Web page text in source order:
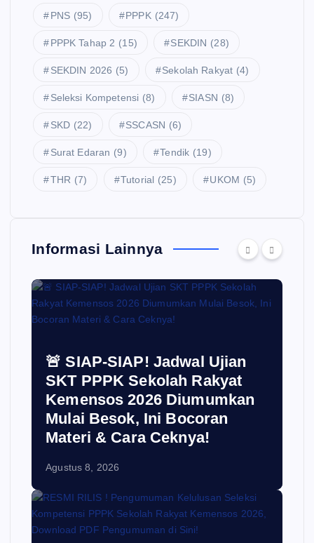
PNS (95) PPPK (247)
PPPK Tahap 2 (15) SEKDIN (28)
SEKDIN 2026 (5) Sekolah Rakyat (4)
Seleksi Kompetensi (8) SIASN (8)
SKD (22) SSCASN (6)
Surat Edaran (9) Tendik (19)
THR (7) Tutorial (25) UKOM (5)
Informasi Lainnya
🚨 SIAP-SIAP! Jadwal Ujian
SKT PPPK Sekolah Rakyat
Kemensos 2026 Diumumkan
Mulai Besok, Ini Bocoran
Materi & Cara Ceknya!
Agustus 8, 2026